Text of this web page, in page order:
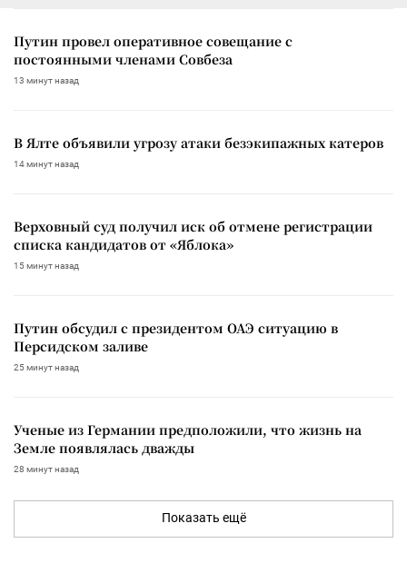
Путин провел оперативное совещание с
постоянными членами Совбеза
13 минут назад
В Ялте объявили угрозу атаки безэкипажных катеров
14 минут назад
Верховный суд получил иск об отмене регистрации
списка кандидатов от «Яблока»
15 минут назад
Путин обсудил с президентом ОАЭ ситуацию в
Персидском заливе
25 минут назад
Ученые из Германии предположили, что жизнь на
Земле появлялась дважды
28 минут назад
Показать ещё